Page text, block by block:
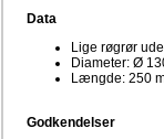
Data
Lige røgrør
Diameter: Ø
Længde: 250
Godkendelser